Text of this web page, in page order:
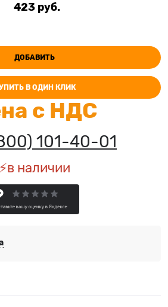
423 руб.
ДОБАВИТЬ
В ОДИН КЛИК
с НДС
101-40-01
⚡️в наличии